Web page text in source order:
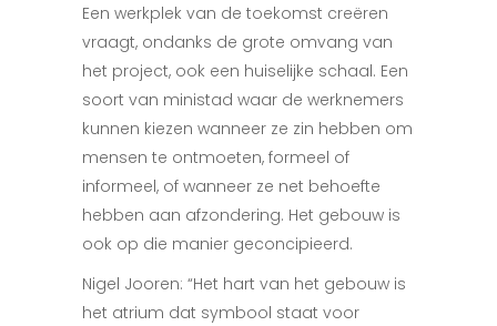
Een werkplek van de toekomst creëren
vraagt, ondanks de grote omvang van
het project, ook een huiselijke schaal. Een
soort van ministad waar de werknemers
kunnen kiezen wanneer ze zin hebben om
mensen te ontmoeten, formeel of
informeel, of wanneer ze net behoefte
hebben aan afzondering. Het gebouw is
ook op die manier geconcipieerd.
Nigel Jooren: “Het hart van het gebouw is
het atrium dat symbool staat voor